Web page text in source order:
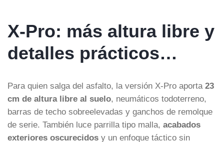
X-Pro: más altura libre y
detalles prácticos…
Para quien salga del asfalto, la versión X-Pro aporta 23
cm de altura libre al suelo, neumáticos todoterreno,
barras de techo sobreelevadas y ganchos de remolque
de serie. También luce parrilla tipo malla, acabados
exteriores oscurecidos y un enfoque táctico sin